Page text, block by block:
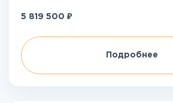
5 819 500 ₽
Подробнее